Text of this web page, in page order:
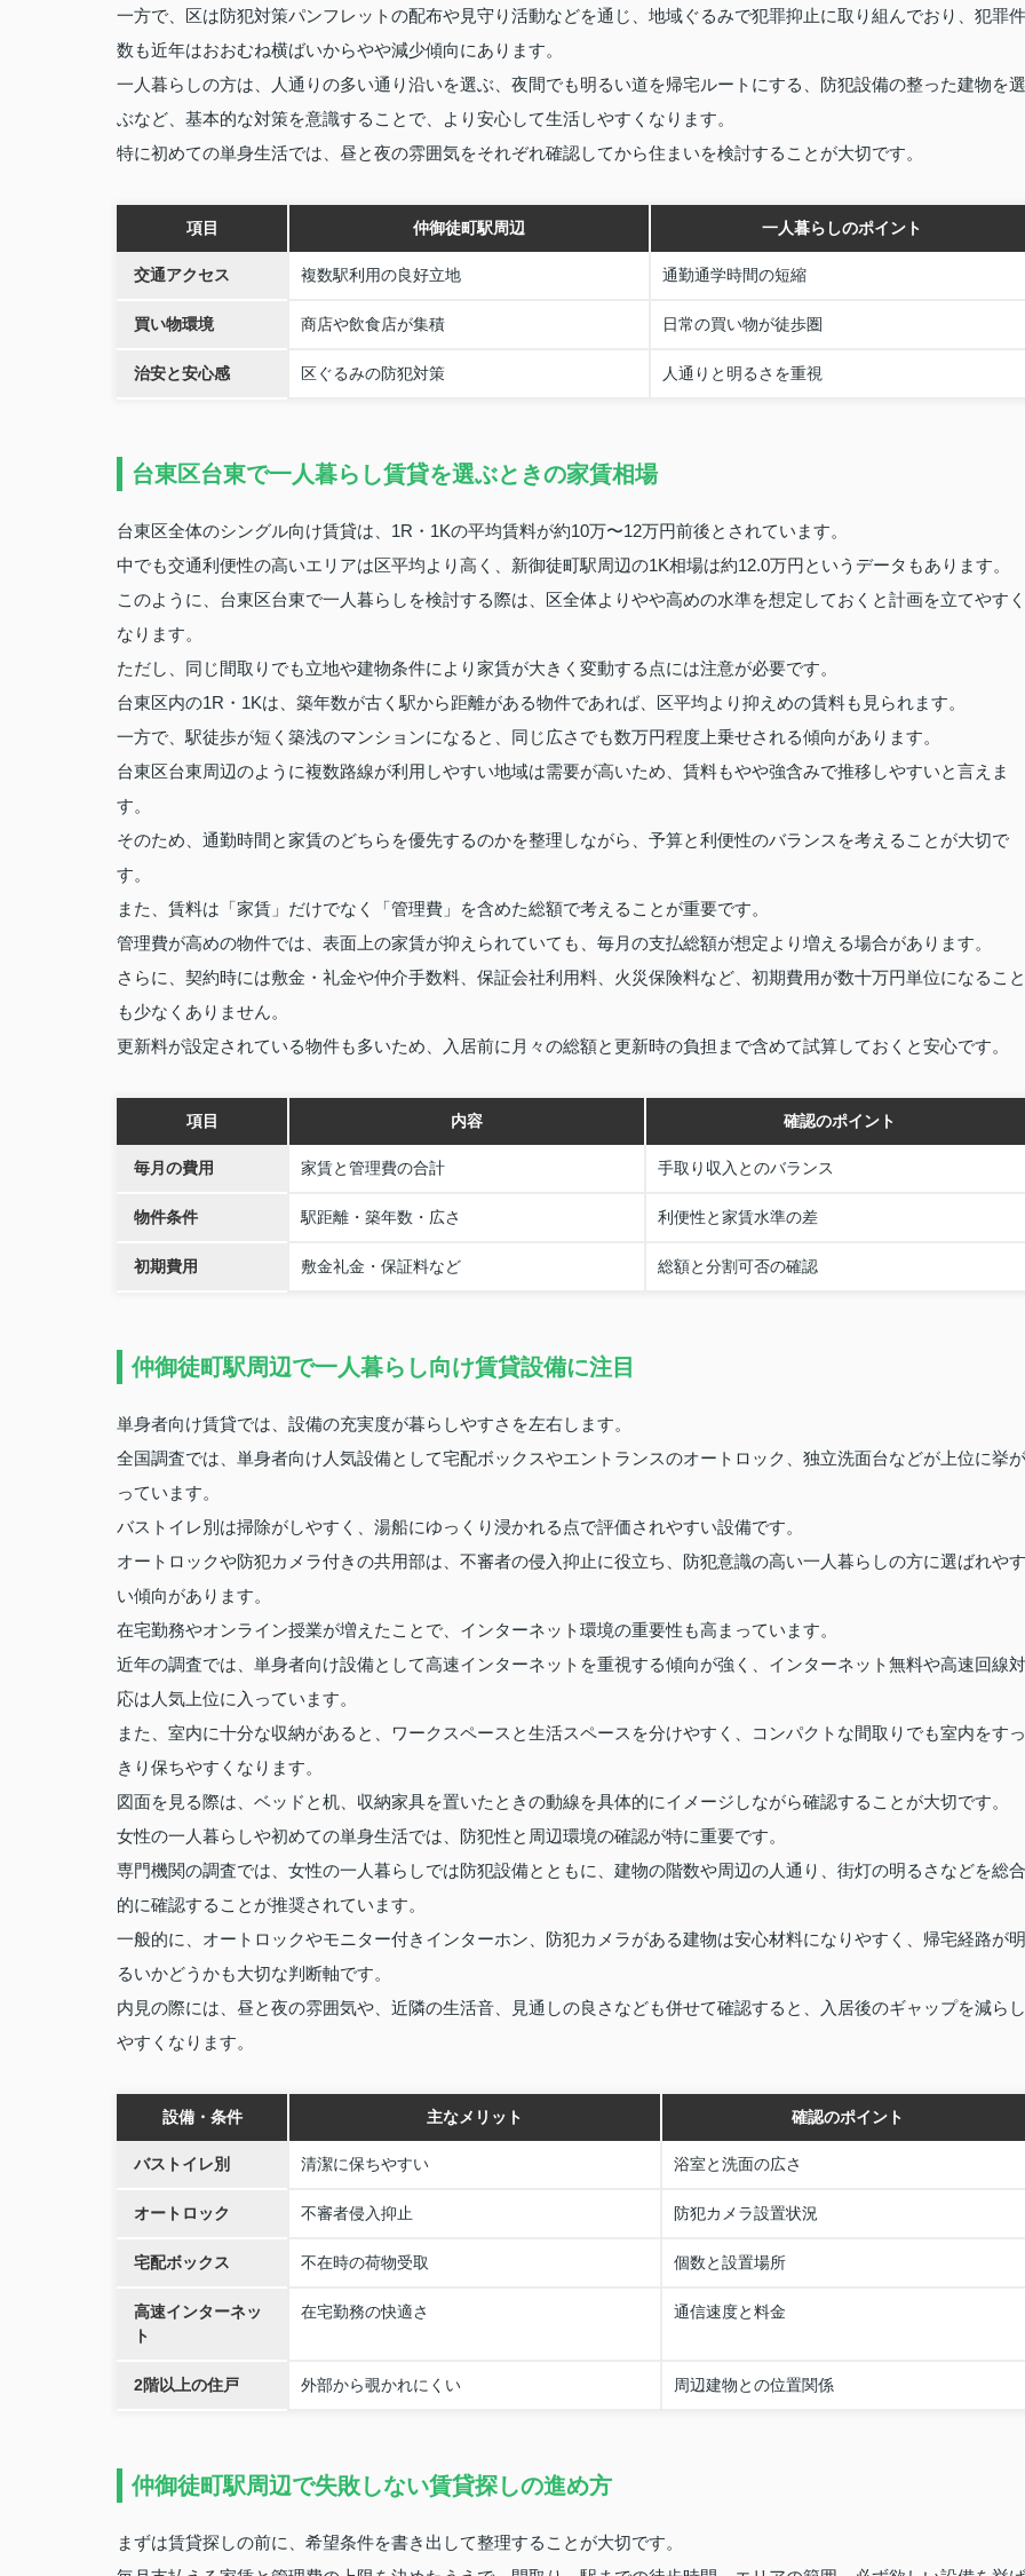
一方で、区は防犯対策パンフレットの配布や見守り活動などを通じ、地域ぐるみで犯罪抑止に取り組んでおり、犯罪件
数も近年はおおむね横ばいからやや減少傾向にあります。
一人暮らしの方は、人通りの多い通り沿いを選ぶ、夜間でも明るい道を帰宅ルートにする、防犯設備の整った建物を選
ぶなど、基本的な対策を意識することで、より安心して生活しやすくなります。
特に初めての単身生活では、昼と夜の雰囲気をそれぞれ確認してから住まいを検討することが大切です。
項目 仲御徒町駅周辺 一人暮らしのポイント
交通アクセス 複数駅利用の良好立地 通勤通学時間の短縮
買い物環境 商店や飲食店が集積 日常の買い物が徒歩圏
治安と安心感 区ぐるみの防犯対策 人通りと明るさを重視
台東区台東で一人暮らし賃貸を選ぶときの家賃相場
台東区全体のシングル向け賃貸は、1R・1Kの平均賃料が約10万〜12万円前後とされています。
中でも交通利便性の高いエリアは区平均より高く、新御徒町駅周辺の1K相場は約12.0万円というデータもあります。
このように、台東区台東で一人暮らしを検討する際は、区全体よりやや高めの水準を想定しておくと計画を立てやすく
なります。
ただし、同じ間取りでも立地や建物条件により家賃が大きく変動する点には注意が必要です。
台東区内の1R・1Kは、築年数が古く駅から距離がある物件であれば、区平均より抑えめの賃料も見られます。
一方で、駅徒歩が短く築浅のマンションになると、同じ広さでも数万円程度上乗せされる傾向があります。
台東区台東周辺のように複数路線が利用しやすい地域は需要が高いため、賃料もやや強含みで推移しやすいと言えま
す。
そのため、通勤時間と家賃のどちらを優先するのかを整理しながら、予算と利便性のバランスを考えることが大切で
す。
また、賃料は「家賃」だけでなく「管理費」を含めた総額で考えることが重要です。
管理費が高めの物件では、表面上の家賃が抑えられていても、毎月の支払総額が想定より増える場合があります。
さらに、契約時には敷金・礼金や仲介手数料、保証会社利用料、火災保険料など、初期費用が数十万円単位になること
も少なくありません。
更新料が設定されている物件も多いため、入居前に月々の総額と更新時の負担まで含めて試算しておくと安心です。
項目 内容 確認のポイント
毎月の費用 家賃と管理費の合計 手取り収入とのバランス
物件条件 駅距離・築年数・広さ 利便性と家賃水準の差
初期費用 敷金礼金・保証料など 総額と分割可否の確認
仲御徒町駅周辺で一人暮らし向け賃貸設備に注目
単身者向け賃貸では、設備の充実度が暮らしやすさを左右します。
全国調査では、単身者向け人気設備として宅配ボックスやエントランスのオートロック、独立洗面台などが上位に挙が
っています。
バストイレ別は掃除がしやすく、湯船にゆっくり浸かれる点で評価されやすい設備です。
オートロックや防犯カメラ付きの共用部は、不審者の侵入抑止に役立ち、防犯意識の高い一人暮らしの方に選ばれやす
い傾向があります。
在宅勤務やオンライン授業が増えたことで、インターネット環境の重要性も高まっています。
近年の調査では、単身者向け設備として高速インターネットを重視する傾向が強く、インターネット無料や高速回線対
応は人気上位に入っています。
また、室内に十分な収納があると、ワークスペースと生活スペースを分けやすく、コンパクトな間取りでも室内をすっ
きり保ちやすくなります。
図面を見る際は、ベッドと机、収納家具を置いたときの動線を具体的にイメージしながら確認することが大切です。
女性の一人暮らしや初めての単身生活では、防犯性と周辺環境の確認が特に重要です。
専門機関の調査では、女性の一人暮らしでは防犯設備とともに、建物の階数や周辺の人通り、街灯の明るさなどを総合
的に確認することが推奨されています。
一般的に、オートロックやモニター付きインターホン、防犯カメラがある建物は安心材料になりやすく、帰宅経路が明
るいかどうかも大切な判断軸です。
内見の際には、昼と夜の雰囲気や、近隣の生活音、見通しの良さなども併せて確認すると、入居後のギャップを減らし
やすくなります。
設備・条件 主なメリット 確認のポイント
バストイレ別 清潔に保ちやすい 浴室と洗面の広さ
オートロック 不審者侵入抑止 防犯カメラ設置状況
宅配ボックス 不在時の荷物受取 個数と設置場所
高速インターネッ
ト
在宅勤務の快適さ 通信速度と料金
2階以上の住戸 外部から覗かれにくい 周辺建物との位置関係
仲御徒町駅周辺で失敗しない賃貸探しの進め方
まずは賃貸探しの前に、希望条件を書き出して整理することが大切です。